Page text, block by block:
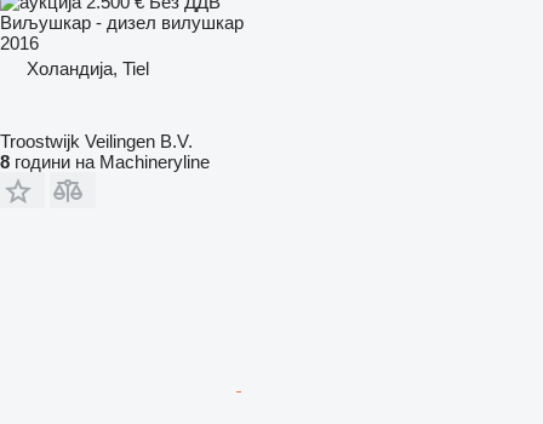
Виљушкар - дизел вилушкар
2016
Холандија, Tiel
Troostwijk Veilingen B.V.
8 години на Machineryline